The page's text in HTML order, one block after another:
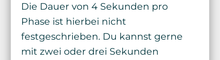
Die Dauer von 4 Sekunden pro
Phase ist hierbei nicht
festgeschrieben. Du kannst gerne
mit zwei oder drei Sekunden